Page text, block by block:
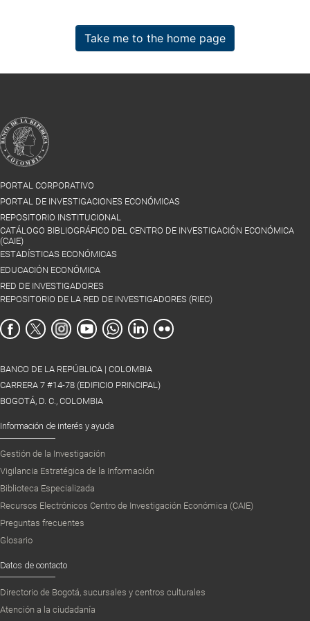
Take me to the home page
PORTAL CORPORATIVO
PORTAL DE INVESTIGACIONES ECONÓMICAS
REPOSITORIO INSTITUCIONAL
CATÁLOGO BIBLIOGRÁFICO DEL CENTRO DE INVESTIGACIÓN ECONÓMICA
(CAIE)
ESTADÍSTICAS ECONÓMICAS
EDUCACIÓN ECONÓMICA
RED DE INVESTIGADORES
REPOSITORIO DE LA RED DE INVESTIGADORES (RIEC)
BANCO DE LA REPÚBLICA | COLOMBIA
CARRERA 7 #14-78 (EDIFICIO PRINCIPAL)
BOGOTÁ, D. C., COLOMBIA
Información de interés y ayuda
Gestión de la Investigación
Vigilancia Estratégica de la Información
Biblioteca Especializada
Recursos Electrónicos Centro de Investigación Económica (CAIE)
Preguntas frecuentes
Glosario
Datos de contacto
Directorio de Bogotá, sucursales y centros culturales
Atención a la ciudadanía